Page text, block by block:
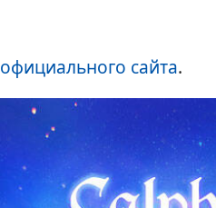
официального сайта.